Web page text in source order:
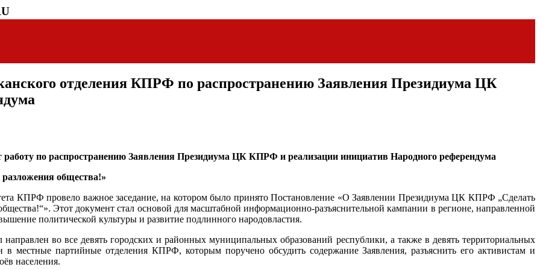
отделения КПРФ по распространению Заявления Президиума ЦК
по распространению Заявления Президиума ЦК КПРФ и реализации инициатив Народного референдума
общества!»
КПРФ провело важное заседание, на котором было принято Постановление «О Заявлении Президиума ЦК КПРФ „Сделать
Этот документ стал основой для масштабной информационно-разъяснительной кампании в регионе, направленной
политической культуры и развитие подлинного народовластия.
во все девять городских и районных муниципальных образований республики, а также в девять территориальных
местные партийные отделения КПРФ, которым поручено обсудить содержание Заявления, разъяснить его активистам и
населения.